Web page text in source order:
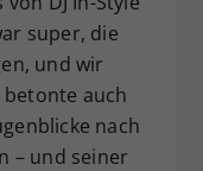
super, die
und wir
betonte auch
nach
– und seiner